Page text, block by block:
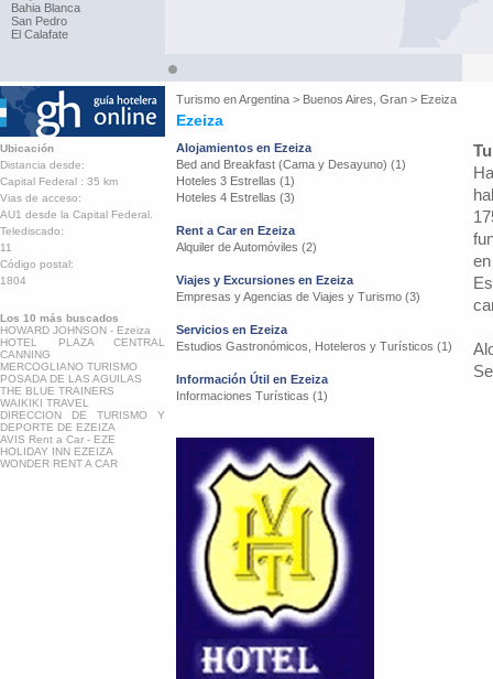
Bahia Blanca
San Pedro
El Calafate
Turismo enArgentina > Buenos Aires, Gran > Ezeiza
Ezeiza
Ubicación
Distancia desde:
Capital Federal : 35 km
Vias de acceso:
AU1 desde la Capital Federal.
Telediscado:
11
Código postal:
1804
Los 10 más buscados
HOWARD JOHNSON - Ezeiza
HOTEL PLAZA CENTRAL
CANNING
MERCOGLIANO TURISMO
POSADA DE LAS AGUILAS
THE BLUE TRAINERS
WAIKIKI TRAVEL
DIRECCION DE TURISMO Y
DEPORTE DE EZEIZA
AVIS Rent a Car - EZE
HOLIDAY INN EZEIZA
WONDER RENT A CAR
Alojamientos en Ezeiza
Bed and Breakfast (Cama y Desayuno) (1)
Hoteles 3 Estrellas (1)
Hoteles 4 Estrellas (3)
Rent a Car en Ezeiza
Alquiler de Automóviles (2)
Viajes y Excursiones en Ezeiza
Empresas y Agencias de Viajes y Turismo (3)
Servicios en Ezeiza
Estudios Gastronómicos, Hoteleros y Turísticos (1)
Información Útil en Ezeiza
Informaciones Turísticas (1)